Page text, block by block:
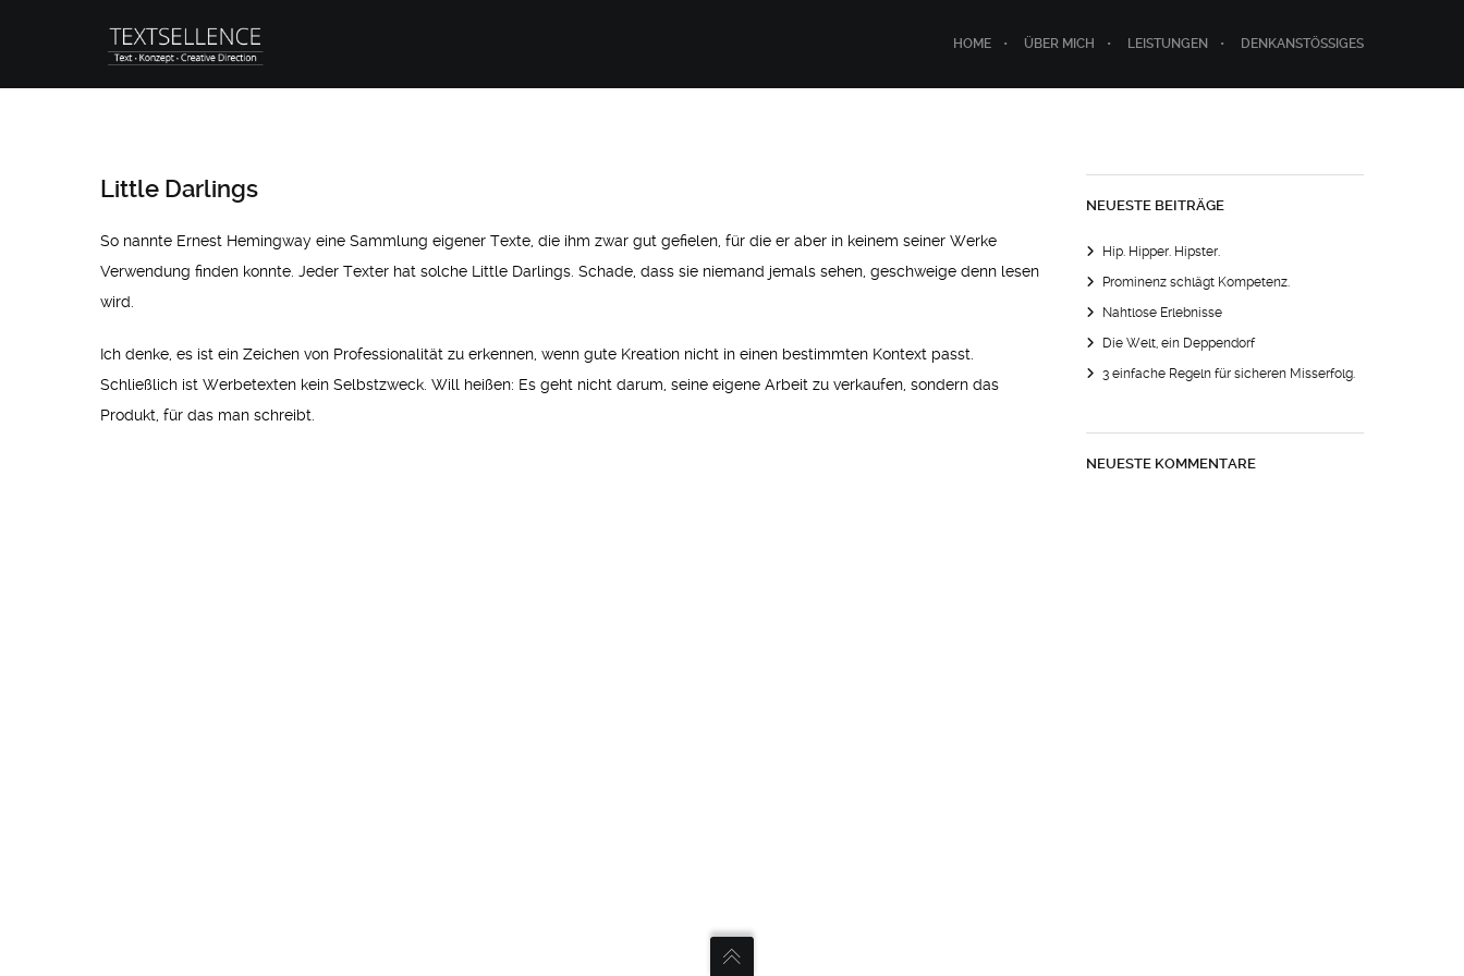
HOME ÜBER MICH LEISTUNGEN DENKANSTÖSSIGES
Little Darlings
So nannte Ernest Hemingway eine Sammlung eigener Texte, die ihm zwar gut gefielen, für die er aber in keinem seiner Werke
Verwendung finden konnte. Jeder Texter hat solche Little Darlings. Schade, dass sie niemand jemals sehen, geschweige denn lesen
wird.
Ich denke, es ist ein Zeichen von Professionalität zu erkennen, wenn gute Kreation nicht in einen bestimmten Kontext passt.
Schließlich ist Werbetexten kein Selbstzweck. Will heißen: Es geht nicht darum, seine eigene Arbeit zu verkaufen, sondern das
Produkt, für das man schreibt.
NEUESTE BEITRÄGE
Hip. Hipper. Hipster.
Prominenz schlägt Kompetenz.
Nahtlose Erlebnisse
Die Welt, ein Deppendorf
3 einfache Regeln für sicheren Misserfolg.
NEUESTE KOMMENTARE